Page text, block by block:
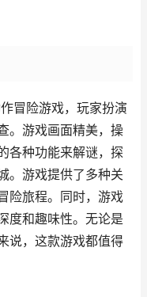
冒险游戏，玩家扮演
。游戏画面精美，操
各种功能来解谜，探
。游戏提供了多种关
险旅程。同时，游戏
度和趣味性。无论是
说，这款游戏都值得